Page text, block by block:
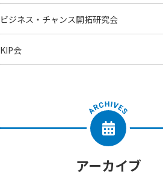
ビジネス・チャンス開拓研究会
KIP会
アーカイブ